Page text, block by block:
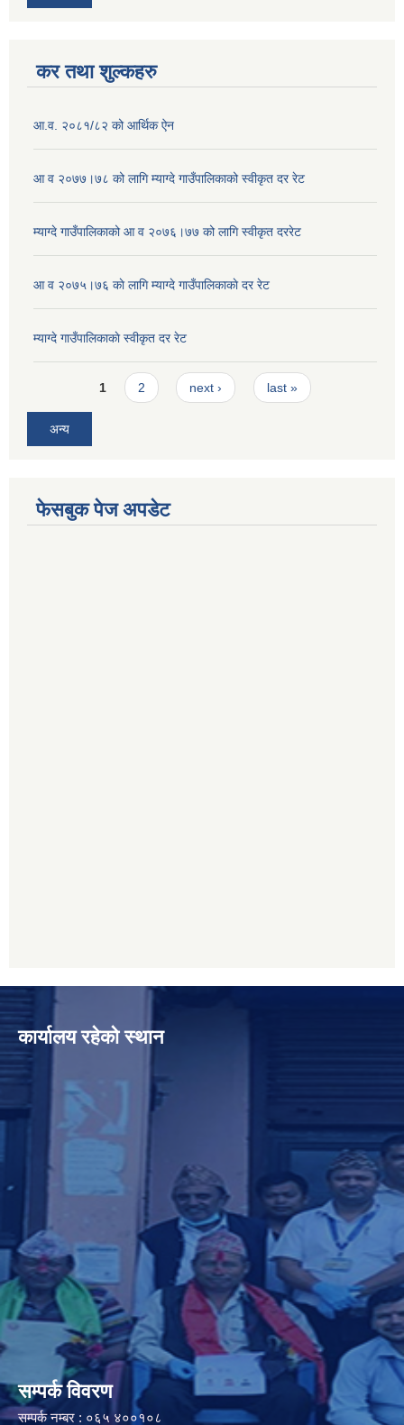
कर तथा शुल्कहरु
आ.व. २०८१/८२ को आर्थिक ऐन
आ व २०७७।७८ को लागि म्याग्दे गाउँपालिकाको स्वीकृत दर रेट
म्याग्दे गाउँपालिकाको आ व २०७६।७७ को लागि स्वीकृत दररेट
आ व २०७५।७६ काे लागि म्याग्दे गाउँपालिकाकाे दर रेट
म्याग्दे गाउँपालिकाकाे स्वीकृत दर रेट
Pages1 2 next › last »
अन्य
फेसबुक पेज अपडेट
कार्यालय रहेको स्थान
सम्पर्क विवरण
सम्पर्क नम्बर : ०६५ ४००१०८